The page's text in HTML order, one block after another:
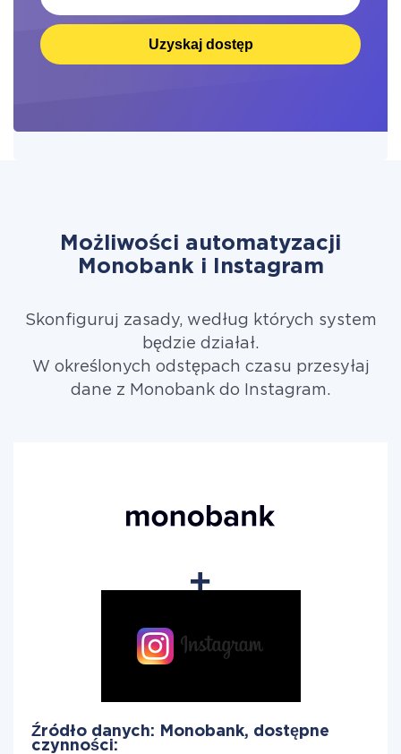
Uzyskaj dostęp
Możliwości automatyzacji
Monobank i Instagram
Skonfiguruj zasady, według których system
będzie działał.
W określonych odstępach czasu przesyłaj
dane z Monobank do Instagram.
Źródło danych: Monobank, dostępne
czynności: